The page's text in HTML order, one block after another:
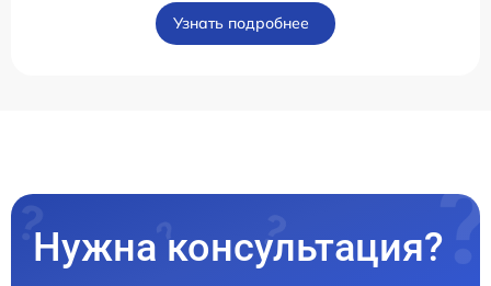
Узнать подробнее
Нужна консультация?